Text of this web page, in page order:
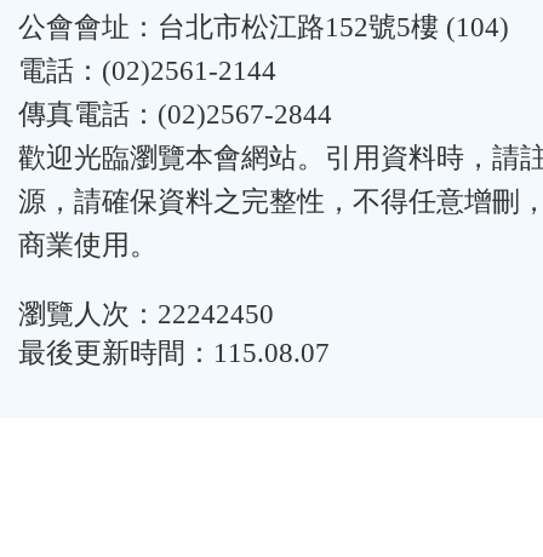
公會會址：台北市松江路152號5樓 (104)
電話：(02)2561-2144
傳真電話：(02)2567-2844
歡迎光臨瀏覽本會網站。引用資料時，請
源，請確保資料之完整性，不得任意增刪
商業使用。
瀏覽人次：22242450
最後更新時間：115.08.07